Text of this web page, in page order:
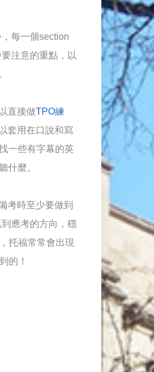
每一個section
注意的重點，以
直接做TPO練
套用在口說和寫
一些有字幕的英
什麼。
考時至少要做到
應考的方向，穩
托福常常會出現
的！